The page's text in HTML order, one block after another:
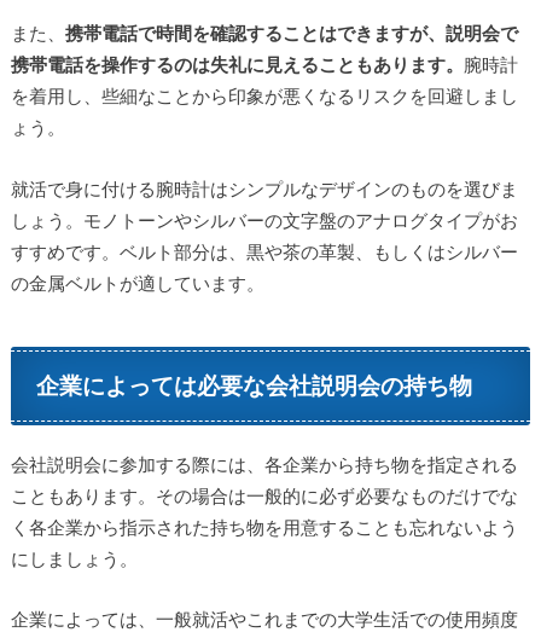
また、 携帯電話で時間を確認することはできますが、説明会で
携帯電話を操作するのは失礼に見えることもあります。 腕時計
を着用し、些細なことから印象が悪くなるリスクを回避しまし
ょう。
就活で身に付ける腕時計はシンプルなデザインのものを選びま
しょう。モノトーンやシルバーの文字盤のアナログタイプがお
すすめです。ベルト部分は、黒や茶の革製、もしくはシルバー
の金属ベルトが適しています。
企業によっては必要な会社説明会の持ち物
会社説明会に参加する際には、各企業から持ち物を指定される
こともあります。その場合は一般的に必ず必要なものだけでな
く各企業から指示された持ち物を用意することも忘れないよう
にしましょう。
企業によっては、一般就活やこれまでの大学生活での使用頻度